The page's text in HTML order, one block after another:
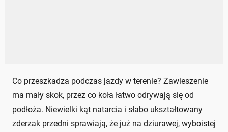
Co przeszkadza podczas jazdy w terenie? Zawieszenie
ma mały skok, przez co koła łatwo odrywają się od
podłoża. Niewielki kąt natarcia i słabo ukształtowany
zderzak przedni sprawiają, że już na dziurawej, wyboistej